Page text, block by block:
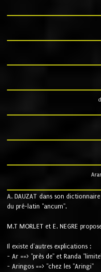
A. DAUZAT dans son
du pré-latin "ancum".
M.T MORLET et E. NEGRE
Il existe d'autres explications :
- Ar ==> "près de" et Randa
- Aringos ==> "chez les "Aringi"